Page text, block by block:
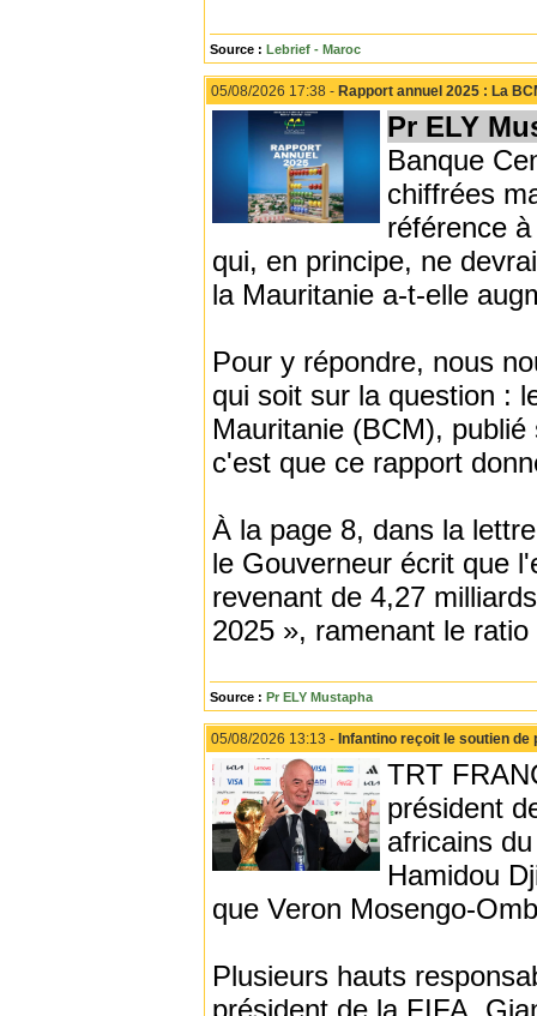
Source : Lebrief - Maroc
05/08/2026 17:38 - Rapport annuel 2025 : La
Pr ELY
Banque
chiffrées
référence
qui, en principe, ne
la Mauritanie a-t-elle
Pour y répondre, nous
qui soit sur la question :
Mauritanie (BCM),
c'est que ce rapport
À la page 8, dans la
le Gouverneur écrit que
revenant de 4,27
2025 », ramenant le
Source : Pr ELY Mustapha
05/08/2026 13:13 - Infantino reçoit le soutien
TRT
président
africains
Hamidou
que Veron Mosengo-
Plusieurs hauts
président de la FIFA,